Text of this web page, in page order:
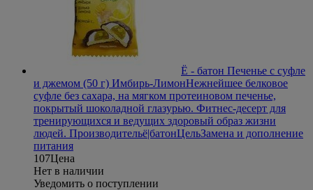
Ё - батон Печенье с суфле
и джемом (50 г) Имбирь-ЛимонНежнейшее белковое
суфле без сахара, на мягком протеиновом печенье,
покрытый шоколадной глазурью. Фитнес-десерт для
тренирующихся и ведущих здоровый образ жизни
людей. Производительё|батонЦельЗамена и дополнение
питания
107Цена
Нет в наличии
Уведомить о поступлении